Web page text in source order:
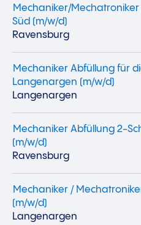
Mechaniker/
Süd (m/w/d)
Ravensburg
Mechaniker Abfüllung für
Langenargen (m/w/d)
Langenargen
Mechaniker Abfüllung 2-
(m/w/d)
Ravensburg
Mechaniker /
(m/w/d)
Langenargen